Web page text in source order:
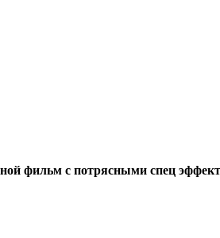
фильм с потрясными спец